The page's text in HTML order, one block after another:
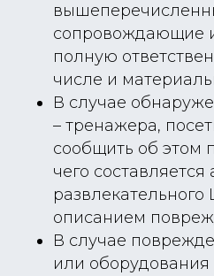
сопровождающие
полную
числе и
В случае
– тренажера,
сообщить об этом
чего
описанием
В случае
или